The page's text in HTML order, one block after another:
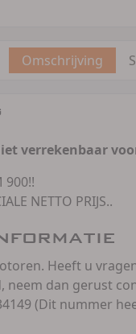
Omschrijving
verrekenbaar
900!!
NETTO PRIJS..
Heeft u
neem dan gerust
(Dit nummer